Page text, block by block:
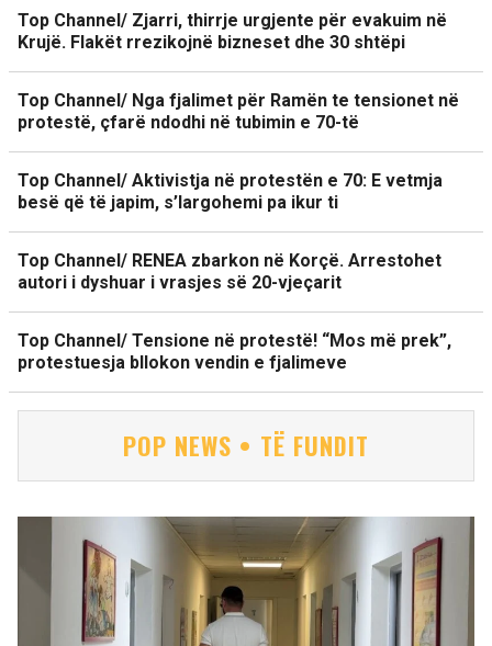
Top Channel/ Zjarri, thirrje urgjente për evakuim në
Krujë. Flakët rrezikojnë bizneset dhe 30 shtëpi
Top Channel/ Nga fjalimet për Ramën te tensionet në
protestë, çfarë ndodhi në tubimin e 70-të
Top Channel/ Aktivistja në protestën e 70: E vetmja
besë që të japim, s’largohemi pa ikur ti
Top Channel/ RENEA zbarkon në Korçë. Arrestohet
autori i dyshuar i vrasjes së 20-vjeçarit
Top Channel/ Tensione në protestë! “Mos më prek”,
protestuesja bllokon vendin e fjalimeve
POP NEWS • TË FUNDIT